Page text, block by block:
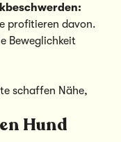
profitieren davon.
Beweglichkeit
schaffen Nähe,
Hund